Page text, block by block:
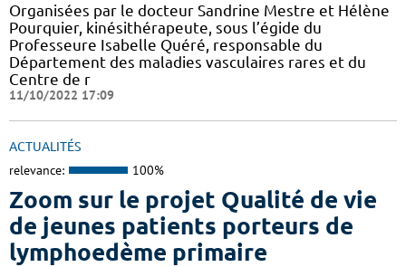
Organisées par le docteur Sandrine Mestre et Hélène
Pourquier, kinésithérapeute, sous l’égide du
Professeure Isabelle Quéré, responsable du
Département des maladies vasculaires rares et du
Centre de r
11/10/2022 17:09
ACTUALITÉS
relevance: 100%
Zoom sur le projet Qualité de vie
de jeunes patients porteurs de
lymphoedème primaire